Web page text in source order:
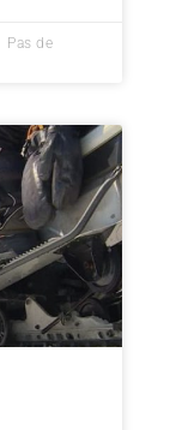
Pas de